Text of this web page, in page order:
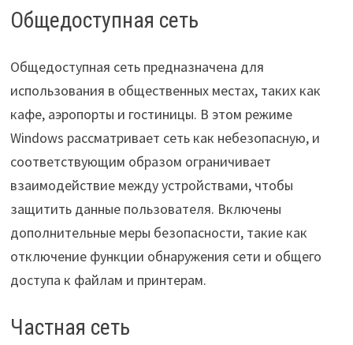
Общедоступная сеть
Общедоступная сеть предназначена для
использования в общественных местах, таких как
кафе, аэропорты и гостиницы. В этом режиме
Windows рассматривает сеть как небезопасную, и
соответствующим образом ограничивает
взаимодействие между устройствами, чтобы
защитить данные пользователя. Включены
дополнительные меры безопасности, такие как
отключение функции обнаружения сети и общего
доступа к файлам и принтерам.
Частная сеть